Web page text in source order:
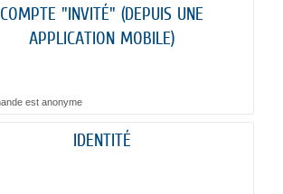
COMPTE "INVITÉ" (DEPUIS UNE
APPLICATION MOBILE)
Cette demande est anonyme
IDENTITÉ